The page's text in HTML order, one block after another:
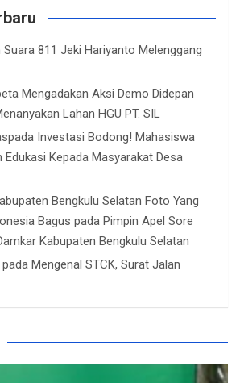
Suara 811 Jeki Hariyanto Melenggang
Mengadakan Aksi Demo Didepan
Lahan HGU PT. SIL
Investasi Bodong! Mahasiswa
Edukasi Kepada Masyarakat Desa
Bengkulu Selatan Foto Yang
Bagus pada Pimpin Apel Sore
Kabupaten Bengkulu Selatan
pada Mengenal STCK, Surat Jalan